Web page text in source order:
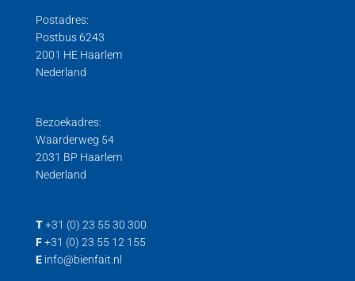
Postadres:
Postbus 6243
2001 HE Haarlem
Nederland
Bezoekadres:
Waarderweg 54
2031 BP Haarlem
Nederland
T +31 (0) 23 55 30 300
F +31 (0) 23 55 12 155
E info@bienfait.nl